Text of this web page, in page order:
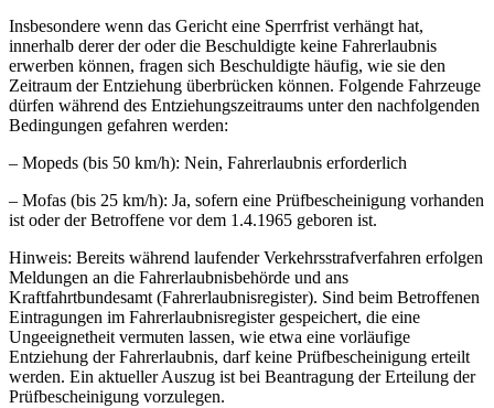
Insbesondere wenn das Gericht eine Sperrfrist verhängt hat,
innerhalb derer der oder die Beschuldigte keine Fahrerlaubnis
erwerben können, fragen sich Beschuldigte häufig, wie sie den
Zeitraum der Entziehung überbrücken können. Folgende Fahrzeuge
dürfen während des Entziehungszeitraums unter den nachfolgenden
Bedingungen gefahren werden:
– Mopeds (bis 50 km/h): Nein, Fahrerlaubnis erforderlich
– Mofas (bis 25 km/h): Ja, sofern eine Prüfbescheinigung vorhanden
ist oder der Betroffene vor dem 1.4.1965 geboren ist.
Hinweis: Bereits während laufender Verkehrsstrafverfahren erfolgen
Meldungen an die Fahrerlaubnisbehörde und ans
Kraftfahrtbundesamt (Fahrerlaubnisregister). Sind beim Betroffenen
Eintragungen im Fahrerlaubnisregister gespeichert, die eine
Ungeeignetheit vermuten lassen, wie etwa eine vorläufige
Entziehung der Fahrerlaubnis, darf keine Prüfbescheinigung erteilt
werden. Ein aktueller Auszug ist bei Beantragung der Erteilung der
Prüfbescheinigung vorzulegen.